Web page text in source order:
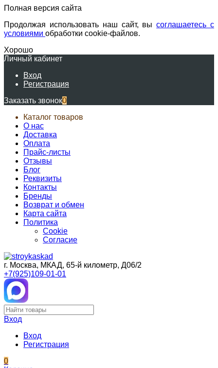
Полная версия сайта
Продолжая использовать наш сайт, высоглашаетесь с
условиями обработки cookie-файлов.
Хорошо
Личный кабинет
Вход
Регистрация
Заказать звонок0
Каталог товаров
О нас
Доставка
Оплата
Прайс-листы
Отзывы
Блог
Реквизиты
Контакты
Бренды
Возврат и обмен
Карта сайта
Политика
Cookie
Согласие
г. Москва, МКАД, 65-й километр, Д06/2
+7(925)109-01-01
Вход
Вход
Регистрация
0